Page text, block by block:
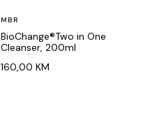
MBR
BioChange®Two in One
Cleanser, 200ml
160,00 KM